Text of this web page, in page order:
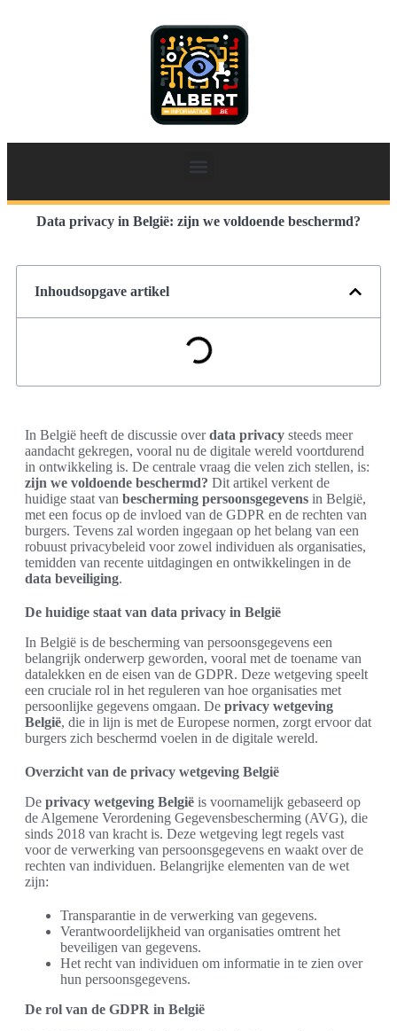
Data privacy in België: zijn we voldoende beschermd?
Inhoudsopgave artikel
In België heeft de discussie overdata privacy steeds meer
aandacht gekregen, vooral nu de digitale wereld voortdurend
in ontwikkeling is. De centrale vraag die velen zich stellen, is:
zijn we voldoende beschermd? Dit artikel verkent de
huidige staat van bescherming persoonsgegevens in België,
met een focus op de invloed van de GDPR en de rechten van
burgers. Tevens zal worden ingegaan op het belang van een
robuust privacybeleid voor zowel individuen als organisaties,
temidden van recente uitdagingen en ontwikkelingen in de
data beveiliging.
De huidige staat van data privacy in België
In België is de bescherming van persoonsgegevens een
belangrijk onderwerp geworden, vooral met de toename van
datalekken en de eisen van de GDPR. Deze wetgeving speelt
een cruciale rol in het reguleren van hoe organisaties met
persoonlijke gegevens omgaan. De privacy wetgeving
België, die in lijn is met de Europese normen, zorgt ervoor dat
burgers zich beschermd voelen in de digitale wereld.
Overzicht van de privacy wetgeving België
De privacy wetgeving België is voornamelijk gebaseerd op
de Algemene Verordening Gegevensbescherming (AVG), die
sinds 2018 van kracht is. Deze wetgeving legt regels vast
voor de verwerking van persoonsgegevens en waakt over de
rechten van individuen. Belangrijke elementen van de wet
zijn:
Transparantie in de verwerking van gegevens.
Verantwoordelijkheid van organisaties omtrent het
beveiligen van gegevens.
Het recht van individuen om informatie in te zien over
hun persoonsgegevens.
De rol van de GDPR in België